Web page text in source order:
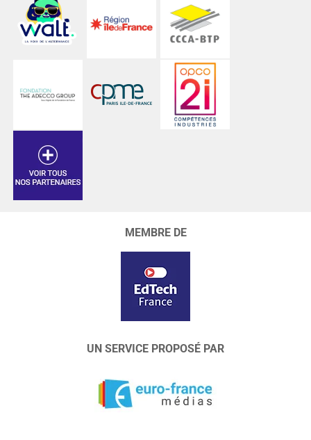
MEMBRE DE
UN SERVICE PROPOSÉ PAR